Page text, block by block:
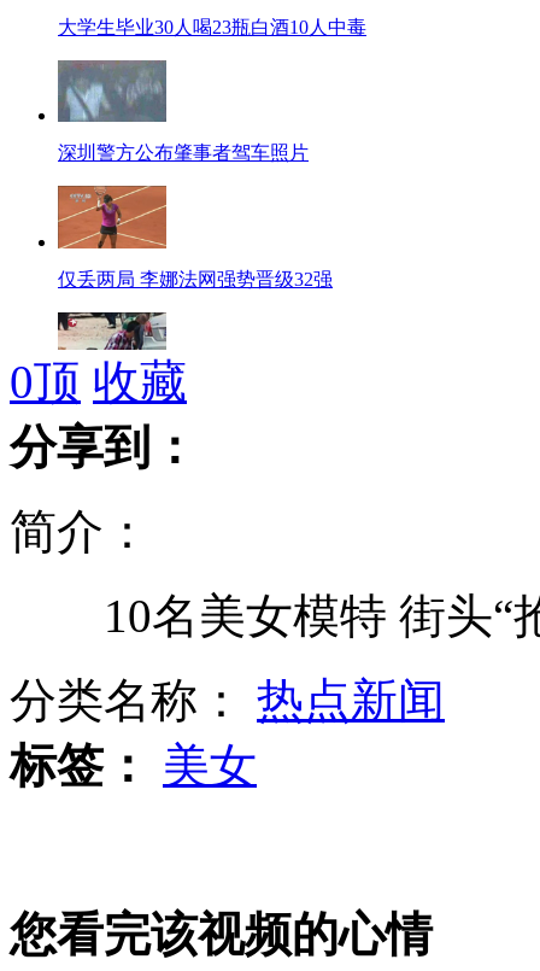
大学生毕业30人喝23瓶白酒10人中毒
深圳警方公布肇事者驾车照片
仅丢两局 李娜法网强势晋级32强
银川一银行门前发生持枪抢劫案
9秒76 博尔特摘金创赛季最佳
郭品超中学爱翘课 西门町寻青春
专家:人民币应吸取日元国际化教训
0顶 收藏
分享到：
简介：
10名美女模特 街头“
分类名称： 热点新闻
标签：
美女
您看完该视频的心情